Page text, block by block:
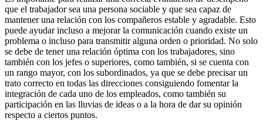
que el trabajador sea una persona sociable y que sea capaz de
mantener una relación con los compañeros estable y agradable. Esto
puede ayudar incluso a mejorar la comunicación cuando existe un
problema o incluso para transmitir alguna orden o prioridad. No solo
se debe de tener una relación óptima con los trabajadores, sino
también con los jefes o superiores, como también, si se cuenta con
un rango mayor, con los subordinados, ya que se debe precisar un
trato correcto en todas las direcciones consiguiendo fomentar la
integración de cada uno de los empleados, como también su
participación en las lluvias de ideas o a la hora de dar su opinión
respecto a ciertos puntos.